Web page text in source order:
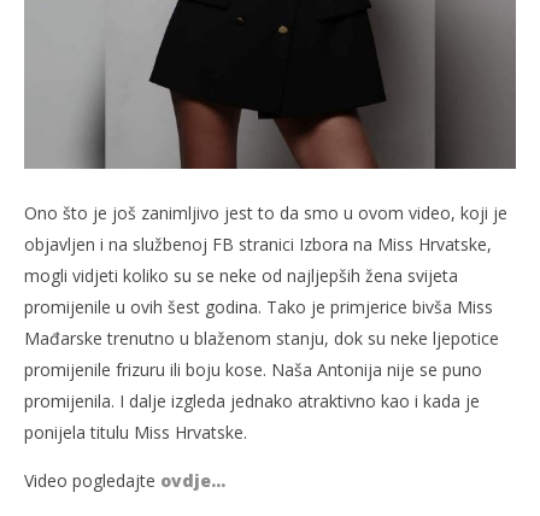
Ono što je još zanimljivo jest to da smo u ovom video, koji je
objavljen i na službenoj FB stranici Izbora na Miss Hrvatske,
mogli vidjeti koliko su se neke od najljepših žena svijeta
promijenile u ovih šest godina. Tako je primjerice bivša Miss
Mađarske trenutno u blaženom stanju, dok su neke ljepotice
promijenile frizuru ili boju kose. Naša Antonija nije se puno
promijenila. I dalje izgleda jednako atraktivno kao i kada je
ponijela titulu Miss Hrvatske.
Video pogledajte ovdje…